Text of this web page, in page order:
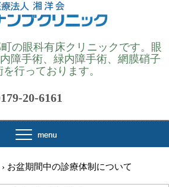
の眼科有床クリニックです。眼
障手術、緑内障手術、網膜硝子
行っております。
20-6161
› お盆期間中の診療体制について